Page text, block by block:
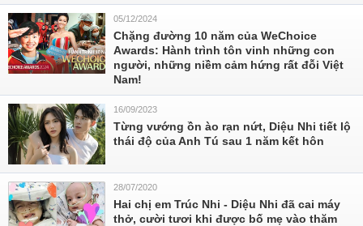
05/12/2024
Chặng đường 10 năm của WeChoice
Awards: Hành trình tôn vinh những con
người, những niềm cảm hứng rất đỗi Việt
Nam!
16/09/2023
Từng vướng ồn ào rạn nứt, Diệu Nhi tiết lộ
thái độ của Anh Tú sau 1 năm kết hôn
28/07/2020
Hai chị em Trúc Nhi - Diệu Nhi đã cai máy
thở, cười tươi khi được bố mẹ vào thăm